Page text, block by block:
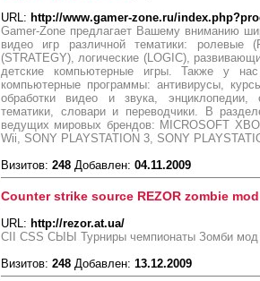
URL: http://www.gamer-zone.ru/
Gamer-Zonе предлагает Вашему вниманию
видео игр различной тематики: ролевые
(STRATEGY), логические (LOGIC),
детские компьютерные игры. Также у
компьютерные программы: антивирусы,
обработки видео и звука, энциклопедии,
тематики, словари и переводчики. В
ведущих мировых брендов: MICROSOFT
Wii, SONY PLAYSTATION 3, SONY
Визитов: 248 Добавлен: 04.11.2009
Counter strike source REZOR zombie
URL: http://rezor.at.ua/
СІІ CSS СЫЫ Турниры чемпионаты Зомби мод
Визитов: 248 Добавлен: 13.12.2009